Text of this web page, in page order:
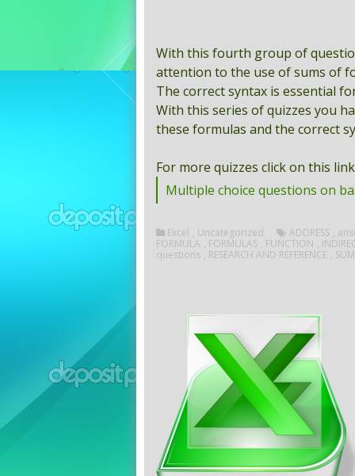
With this fourth group of
attention to the use of sums of
The correct syntax is essential
With this series of quizzes you
these formulas and the correct
For more quizzes click on this
Multiple choice questions on
Excel , Uncategorized ADDRESS ,
FORMULA , FORMULAS , FUNCTION ,
questions , RESEARCH AND REFERENCE ,